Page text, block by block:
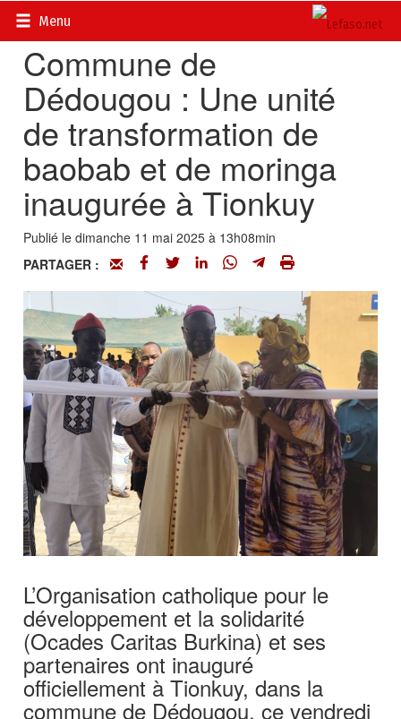
Menu
Accueil>
Commune de
Dédougou : Une unité
de transformation de
baobab et de moringa
inaugurée à Tionkuy
Publié le dimanche 11 mai 2025 à 13h08min
PARTAGER :
L’Organisation catholique pour le
développement et la solidarité
(Ocades Caritas Burkina) et ses
partenaires ont inauguré
officiellement à Tionkuy, dans la
commune de Dédougou, ce vendredi